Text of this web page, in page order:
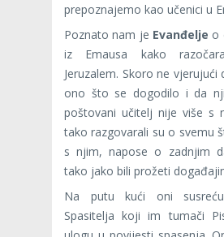
prepoznajemo kao učenici u
Poznato nam je Evanđelje o
iz Emausa kako
Jeruzalem. Skoro ne vjerujući
ono što se dogodilo i da
poštovani učitelj nije više s
tako razgovarali su o svemu
s njim, napose o zadnjim
tako jako bili prožeti
Na putu kući oni susreću
Spasitelja koji im tumači